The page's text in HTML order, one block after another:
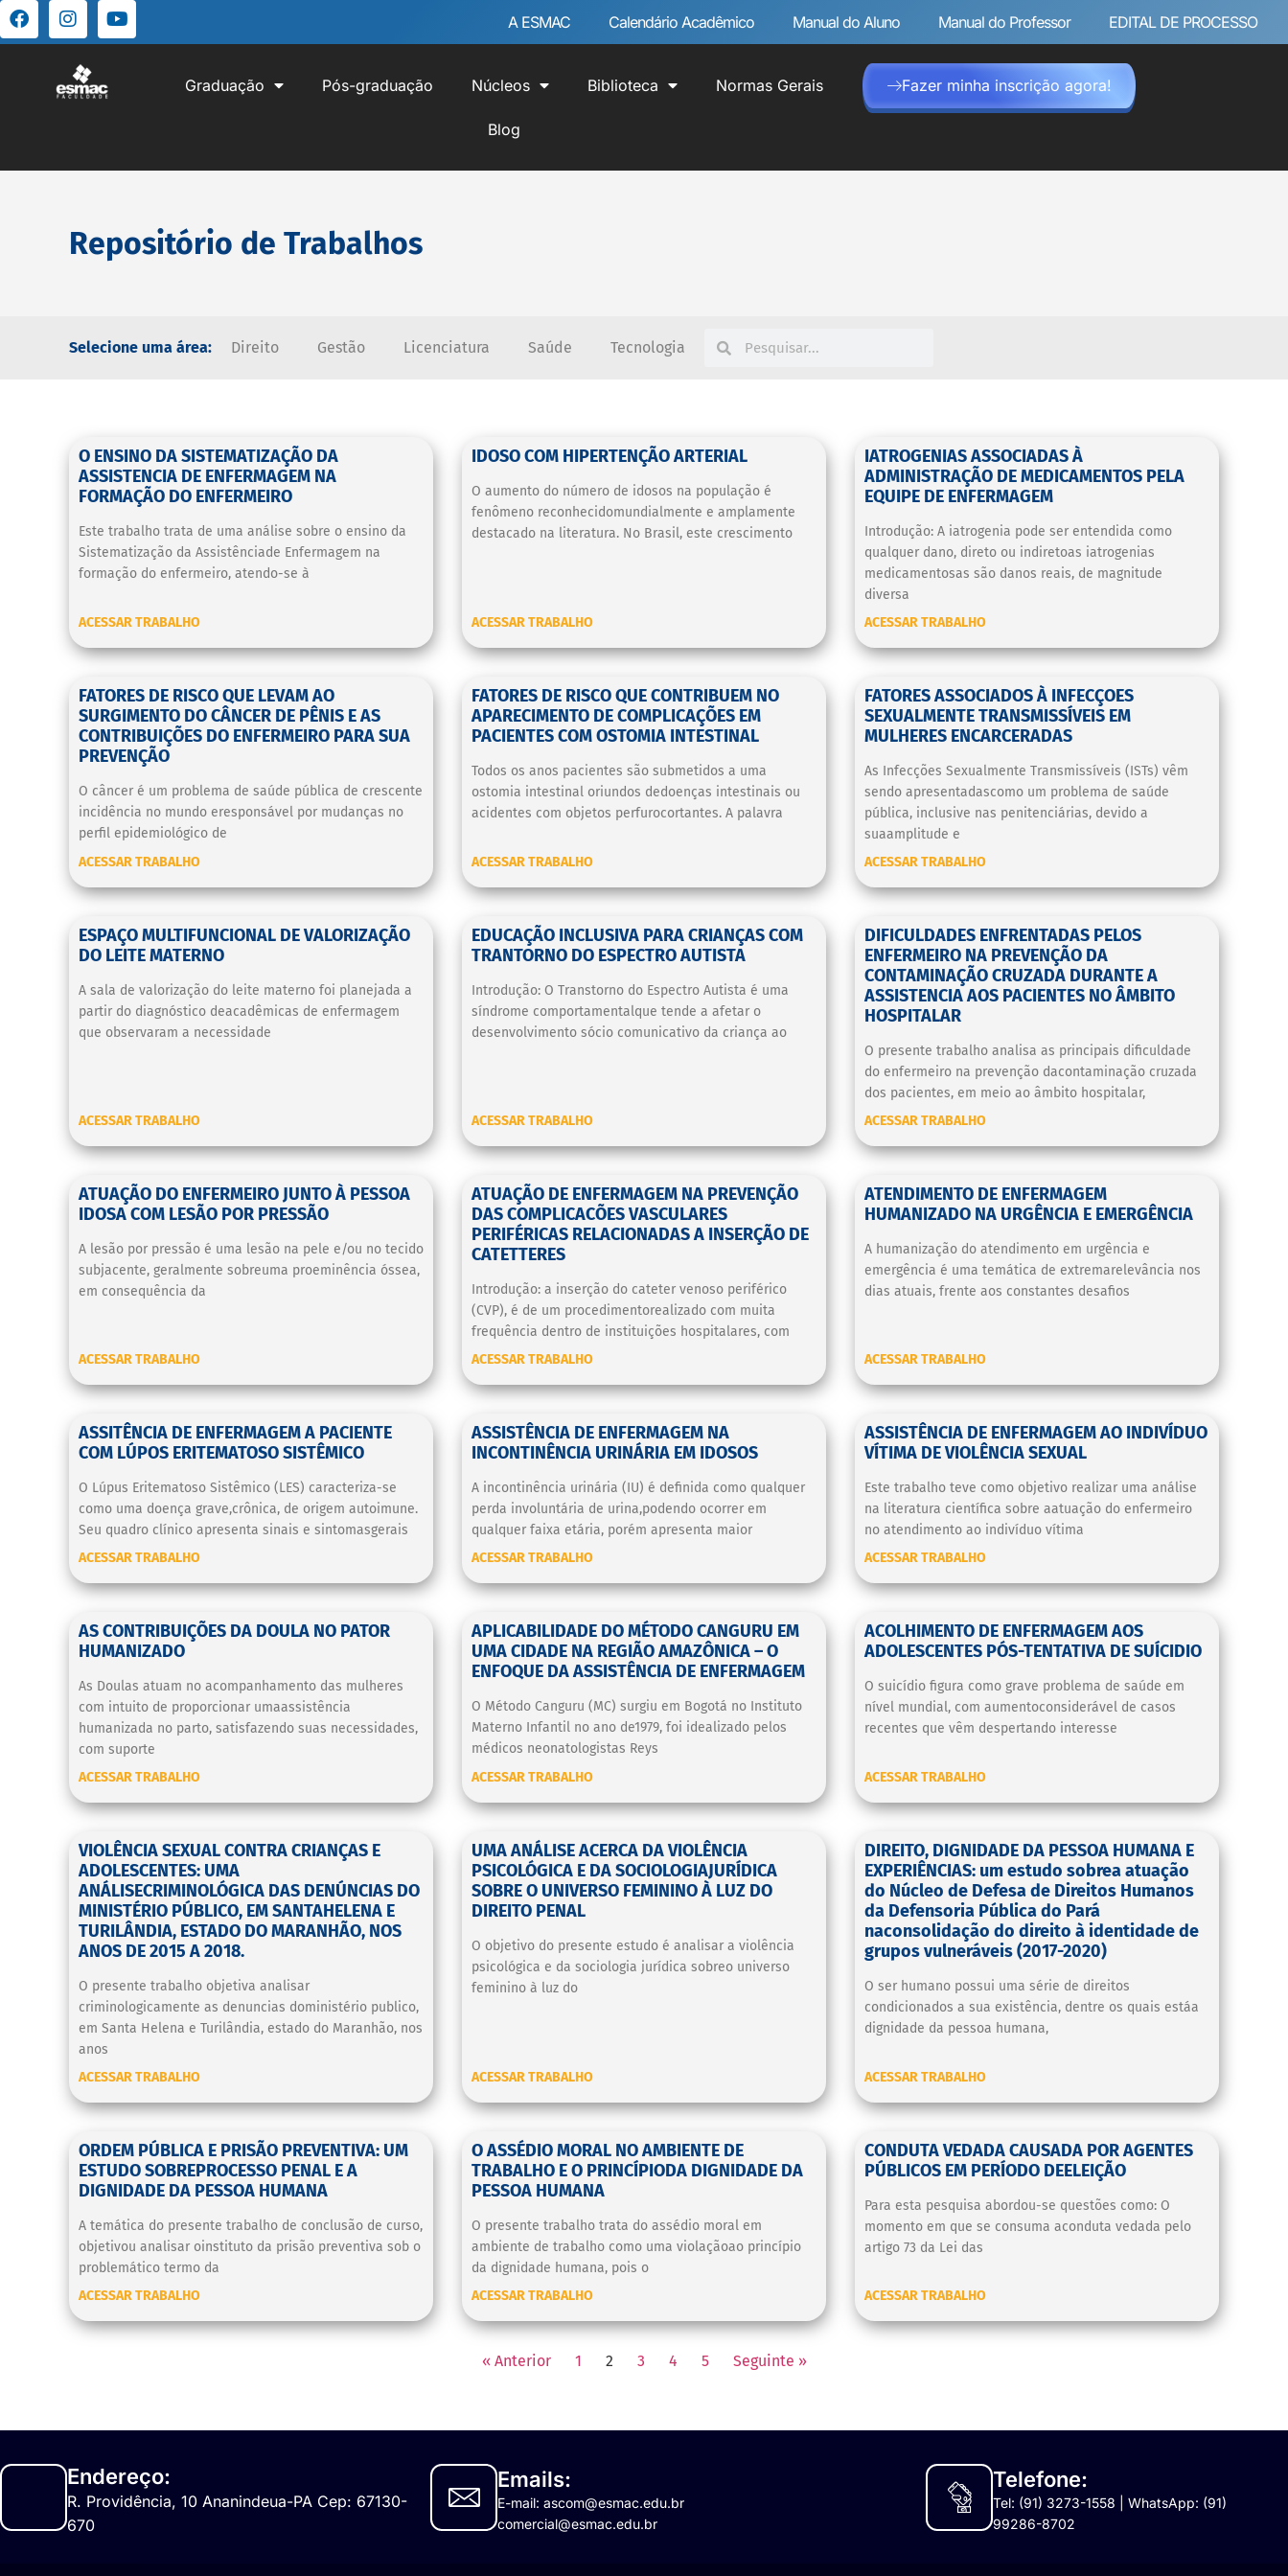
A ESMAC Calendário Acadêmico Manual do Aluno Manual do Professor EDITAL DE PROCESSO
Graduação Pós-graduação Núcleos Biblioteca Normas Gerais
Blog
Fazer minha inscrição agora!
Repositório de Trabalhos
Selecione uma área: Direito Gestão Licenciatura Saúde Tecnologia
O ENSINO DA SISTEMATIZAÇÃO DA
ASSISTENCIA DE ENFERMAGEM NA
FORMAÇÃO DO ENFERMEIRO
Este trabalho trata de uma análise sobre o ensino da
Sistematização da Assistênciade Enfermagem na
formação do enfermeiro, atendo-se à
ACESSAR TRABALHO
IDOSO COM HIPERTENÇÃO ARTERIAL
O aumento do número de idosos na população é
fenômeno reconhecidomundialmente e amplamente
destacado na literatura. No Brasil, este crescimento
ACESSAR TRABALHO
IATROGENIAS ASSOCIADAS À
ADMINISTRAÇÃO DE MEDICAMENTOS PELA
EQUIPE DE ENFERMAGEM
Introdução: A iatrogenia pode ser entendida como
qualquer dano, direto ou indiretoas iatrogenias
medicamentosas são danos reais, de magnitude
diversa
ACESSAR TRABALHO
FATORES DE RISCO QUE LEVAM AO
SURGIMENTO DO CÂNCER DE PÊNIS E AS
CONTRIBUIÇÕES DO ENFERMEIRO PARA SUA
PREVENÇÃO
O câncer é um problema de saúde pública de crescente
incidência no mundo eresponsável por mudanças no
perfil epidemiológico de
ACESSAR TRABALHO
FATORES DE RISCO QUE CONTRIBUEM NO
APARECIMENTO DE COMPLICAÇÕES EM
PACIENTES COM OSTOMIA INTESTINAL
Todos os anos pacientes são submetidos a uma
ostomia intestinal oriundos dedoenças intestinais ou
acidentes com objetos perfurocortantes. A palavra
ACESSAR TRABALHO
FATORES ASSOCIADOS À INFECÇOES
SEXUALMENTE TRANSMISSÍVEIS EM
MULHERES ENCARCERADAS
As Infecções Sexualmente Transmissíveis (ISTs) vêm
sendo apresentadascomo um problema de saúde
pública, inclusive nas penitenciárias, devido a
suaamplitude e
ACESSAR TRABALHO
ESPAÇO MULTIFUNCIONAL DE VALORIZAÇÃO
DO LEITE MATERNO
A sala de valorização do leite materno foi planejada a
partir do diagnóstico deacadêmicas de enfermagem
que observaram a necessidade
ACESSAR TRABALHO
EDUCAÇÃO INCLUSIVA PARA CRIANÇAS COM
TRANTORNO DO ESPECTRO AUTISTA
Introdução: O Transtorno do Espectro Autista é uma
síndrome comportamentalque tende a afetar o
desenvolvimento sócio comunicativo da criança ao
ACESSAR TRABALHO
DIFICULDADES ENFRENTADAS PELOS
ENFERMEIRO NA PREVENÇÃO DA
CONTAMINAÇÃO CRUZADA DURANTE A
ASSISTENCIA AOS PACIENTES NO ÂMBITO
HOSPITALAR
O presente trabalho analisa as principais dificuldade
do enfermeiro na prevenção dacontaminação cruzada
dos pacientes, em meio ao âmbito hospitalar,
ACESSAR TRABALHO
ATUAÇÃO DO ENFERMEIRO JUNTO À PESSOA
IDOSA COM LESÃO POR PRESSÃO
A lesão por pressão é uma lesão na pele e/ou no tecido
subjacente, geralmente sobreuma proeminência óssea,
em consequência da
ACESSAR TRABALHO
ATUAÇÃO DE ENFERMAGEM NA PREVENÇÃO
DAS COMPLICACÕES VASCULARES
PERIFÉRICAS RELACIONADAS A INSERÇÃO DE
CATETTERES
Introdução: a inserção do cateter venoso periférico
(CVP), é de um procedimentorealizado com muita
frequência dentro de instituições hospitalares, com
ACESSAR TRABALHO
ATENDIMENTO DE ENFERMAGEM
HUMANIZADO NA URGÊNCIA E EMERGÊNCIA
A humanização do atendimento em urgência e
emergência é uma temática de extremarelevância nos
dias atuais, frente aos constantes desafios
ACESSAR TRABALHO
ASSITÊNCIA DE ENFERMAGEM A PACIENTE
COM LÚPOS ERITEMATOSO SISTÊMICO
O Lúpus Eritematoso Sistêmico (LES) caracteriza-se
como uma doença grave,crônica, de origem autoimune.
Seu quadro clínico apresenta sinais e sintomasgerais
ACESSAR TRABALHO
ASSISTÊNCIA DE ENFERMAGEM NA
INCONTINÊNCIA URINÁRIA EM IDOSOS
A incontinência urinária (IU) é definida como qualquer
perda involuntária de urina,podendo ocorrer em
qualquer faixa etária, porém apresenta maior
ACESSAR TRABALHO
ASSISTÊNCIA DE ENFERMAGEM AO INDIVÍDUO
VÍTIMA DE VIOLÊNCIA SEXUAL
Este trabalho teve como objetivo realizar uma análise
na literatura científica sobre aatuação do enfermeiro
no atendimento ao indivíduo vítima
ACESSAR TRABALHO
AS CONTRIBUIÇÕES DA DOULA NO PATOR
HUMANIZADO
As Doulas atuam no acompanhamento das mulheres
com intuito de proporcionar umaassistência
humanizada no parto, satisfazendo suas necessidades,
com suporte
ACESSAR TRABALHO
APLICABILIDADE DO MÉTODO CANGURU EM
UMA CIDADE NA REGIÃO AMAZÔNICA – O
ENFOQUE DA ASSISTÊNCIA DE ENFERMAGEM
O Método Canguru (MC) surgiu em Bogotá no Instituto
Materno Infantil no ano de1979, foi idealizado pelos
médicos neonatologistas Reys
ACESSAR TRABALHO
ACOLHIMENTO DE ENFERMAGEM AOS
ADOLESCENTES PÓS-TENTATIVA DE SUÍCIDIO
O suicídio figura como grave problema de saúde em
nível mundial, com aumentoconsiderável de casos
recentes que vêm despertando interesse
ACESSAR TRABALHO
VIOLÊNCIA SEXUAL CONTRA CRIANÇAS E
ADOLESCENTES: UMA
ANÁLISECRIMINOLÓGICA DAS DENÚNCIAS DO
MINISTÉRIO PÚBLICO, EM SANTAHELENA E
TURILÂNDIA, ESTADO DO MARANHÃO, NOS
ANOS DE 2015 A 2018.
O presente trabalho objetiva analisar
criminologicamente as denuncias doministério publico,
em Santa Helena e Turilândia, estado do Maranhão, nos
anos
ACESSAR TRABALHO
UMA ANÁLISE ACERCA DA VIOLÊNCIA
PSICOLÓGICA E DA SOCIOLOGIAJURÍDICA
SOBRE O UNIVERSO FEMININO À LUZ DO
DIREITO PENAL
O objetivo do presente estudo é analisar a violência
psicológica e da sociologia jurídica sobreo universo
feminino à luz do
ACESSAR TRABALHO
DIREITO, DIGNIDADE DA PESSOA HUMANA E
EXPERIÊNCIAS: um estudo sobrea atuação
do Núcleo de Defesa de Direitos Humanos
da Defensoria Pública do Pará
naconsolidação do direito à identidade de
grupos vulneráveis (2017-2020)
O ser humano possui uma série de direitos
condicionados a sua existência, dentre os quais estáa
dignidade da pessoa humana,
ACESSAR TRABALHO
ORDEM PÚBLICA E PRISÃO PREVENTIVA: UM
ESTUDO SOBREPROCESSO PENAL E A
DIGNIDADE DA PESSOA HUMANA
A temática do presente trabalho de conclusão de curso,
objetivou analisar oinstituto da prisão preventiva sob o
problemático termo da
ACESSAR TRABALHO
O ASSÉDIO MORAL NO AMBIENTE DE
TRABALHO E O PRINCÍPIODA DIGNIDADE DA
PESSOA HUMANA
O presente trabalho trata do assédio moral em
ambiente de trabalho como uma violaçãoao princípio
da dignidade humana, pois o
ACESSAR TRABALHO
CONDUTA VEDADA CAUSADA POR AGENTES
PÚBLICOS EM PERÍODO DEELEIÇÃO
Para esta pesquisa abordou-se questões como: O
momento em que se consuma aconduta vedada pelo
artigo 73 da Lei das
ACESSAR TRABALHO
« Anterior 1 2 3 4 5 Seguinte »
Endereço:
R. Providência, 10 Ananindeua-PA Cep: 67130-
670
Emails:
E-mail: ascom@esmac.edu.br
comercial@esmac.edu.br
Telefone:
Tel: (91) 3273-1558 | WhatsApp: (91)
99286-8702